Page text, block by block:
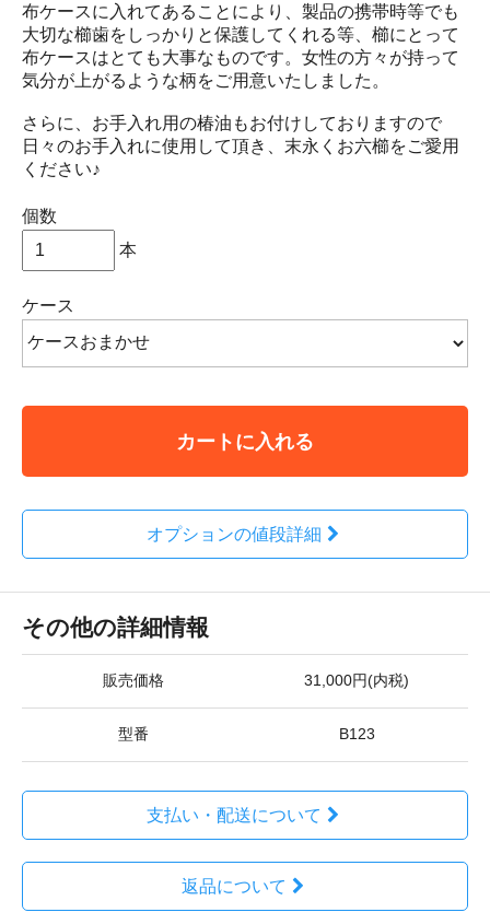
布ケースに入れてあることにより、製品の携帯時等でも
大切な櫛歯をしっかりと保護してくれる等、櫛にとって
布ケースはとても大事なものです。女性の方々が持って
気分が上がるような柄をご用意いたしました。
さらに、お手入れ用の椿油もお付けしておりますので
日々のお手入れに使用して頂き、末永くお六櫛をご愛用
ください♪
個数
本
ケース
カートに入れる
オプションの値段詳細
その他の詳細情報
販売価格 31,000円(内税)
型番 B123
支払い・配送について
返品について